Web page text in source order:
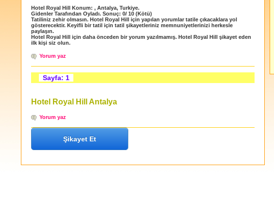
Hotel Royal Hill Konum: , Antalya, Turkiye.
Gidenler Tarafından Oyladı. Sonuç: 0/ 10 (Kötü)
Tatiliniz zehir olmasın. Hotel Royal Hill için yapılan yorumlar tatile çıkacaklara yol
gösterecektir. Keyifli bir tatil için tatil şikayetleriniz memnuniyetlerinizi herkesle
paylaşın.
Hotel Royal Hill için daha önceden bir yorum yazılmamış. Hotel Royal Hill şikayet eden
ilk kişi siz olun.
Yorum yaz
Sayfa: 1
Hotel Royal Hill Antalya
Yorum yaz
Şikayet Et